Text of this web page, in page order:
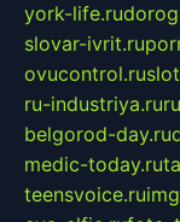
york-life.ru
slovar-ivrit.ru
ovucontrol.ru
ru-industriya.ru
belgorod-day.ru
medic-today.ru
teensvoice.ru